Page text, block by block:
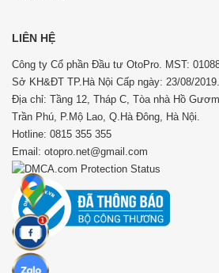
LIÊN HỆ
Công ty Cổ phần Đầu tư OtoPro. MST:
Sở KH&ĐT TP.Hà Nội Cấp ngày: 23/08/2019.
Địa chỉ: Tầng 12, Tháp C, Tòa nhà Hồ
Trần Phú, P.Mộ Lao, Q.Hà Đông, Hà Nội.
Hotline: 0815 355 355
Email: otopro.net@gmail.com